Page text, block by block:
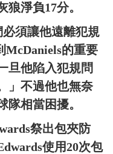
淨負17分。
必須讓他遠離犯規
McDaniels的重要
旦他陷入犯規問
」不過他也無奈
隊相當困擾。
祭出包夾防
使用20次包